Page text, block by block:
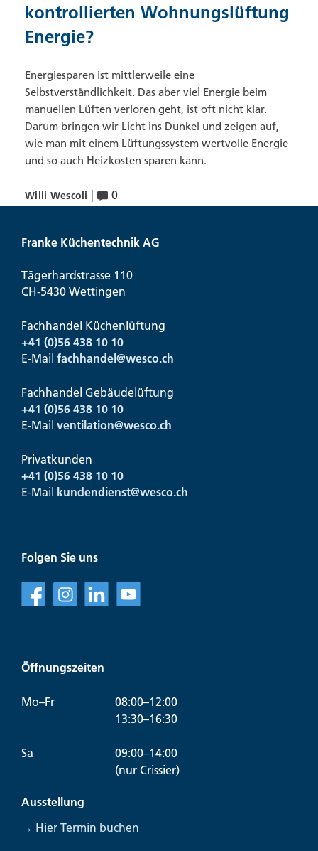
kontrollierten Wohnungslüftung
Energie?
Energiesparen ist mittlerweile eine
Selbstverständlichkeit. Das aber viel Energie beim
manuellen Lüften verloren geht, ist oft nicht klar.
Darum bringen wir Licht ins Dunkel und zeigen auf,
wie man mit einem Lüftungssystem wertvolle Energie
und so auch Heizkosten sparen kann.
Willi Wescoli | 0
Franke Küchentechnik AG
Tägerhardstrasse 110
CH-5430 Wettingen
Fachhandel Küchenlüftung
+41 (0)56 438 10 10
E-Mail fachhandel@wesco.ch
Fachhandel Gebäudelüftung
+41 (0)56 438 10 10
E-Mail ventilation@wesco.ch
Privatkunden
+41 (0)56 438 10 10
E-Mail kundendienst@wesco.ch
Folgen Sie uns
f l v
Öffnungszeiten
Mo–Fr
08:00–12:00
13:30–16:30
Sa
09:00–14:00
(nur Crissier)
Ausstellung
→ Hier Termin buchen